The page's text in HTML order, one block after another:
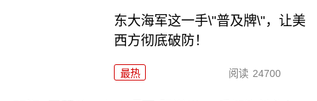
东大海军这一手\"普及牌\"，让美
西方彻底破防！
最热 阅读 24700